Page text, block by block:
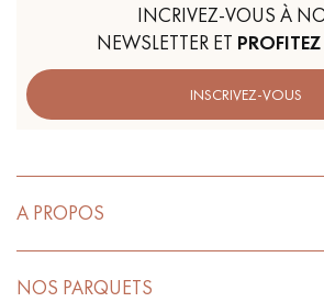
INCRIVEZ-VOUS À
NEWSLETTER ET
INSCRIVEZ-VOUS
A PROPOS
NOS PARQUETS